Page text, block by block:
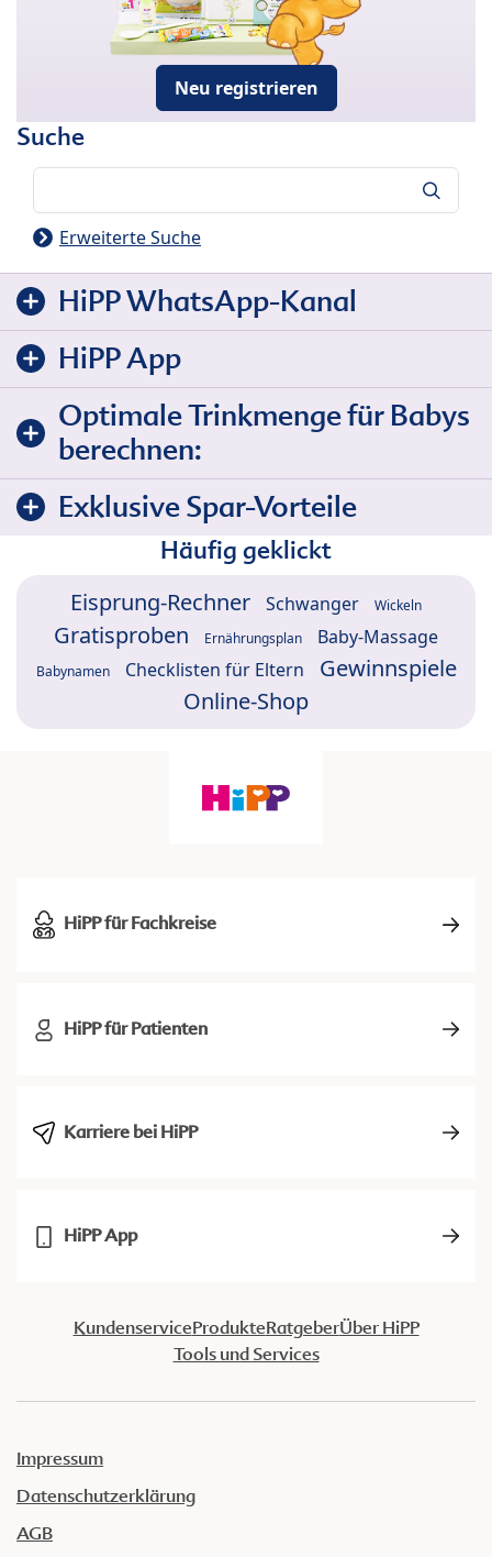
Neu registrieren
Suche
Erweiterte Suche
HiPP WhatsApp-Kanal
HiPP App
Optimale Trinkmenge für Babys
berechnen:
Exklusive Spar-Vorteile
Häufig geklickt
Eisprung-Rechner Schwanger Wickeln
Gratisproben Ernährungsplan Baby-Massage
Babynamen Checklisten für Eltern
Gewinnspiele
Online-Shop
HiPP für Fachkreise
HiPP für Patienten
Karriere bei HiPP
HiPP App
KundenserviceProdukteRatgeberÜber HiPP
Tools und Services
Impressum
Datenschutzerklärung
AGB